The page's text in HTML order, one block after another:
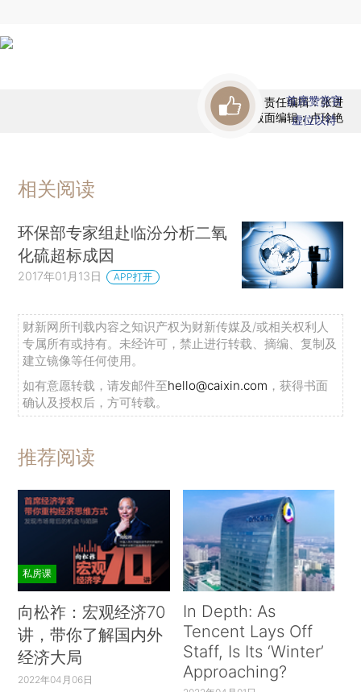
责任编辑：张进
版面编辑：卢玲艳
首席赞赏官
虚位以待
相关阅读
环保部专家组赴临汾分析二氧
化硫超标成因
2017年01月13日 APP打开
财新网所刊载内容之知识产权为财新传媒及/或相关权利人
专属所有或持有。未经许可，禁止进行转载、摘编、复制及
建立镜像等任何使用。
如有意愿转载，请发邮件至hello@caixin.com ，获得书面
确认及授权后，方可转载。
推荐阅读
私房课
向松祚：宏观经济70
讲，带你了解国内外
经济大局
2022年04月06日
In Depth: As
Tencent Lays Off
Staff, Is Its ‘Winter’
Approaching?